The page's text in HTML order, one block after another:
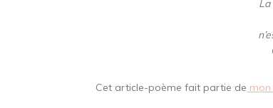
Cet article-poème fait partie de